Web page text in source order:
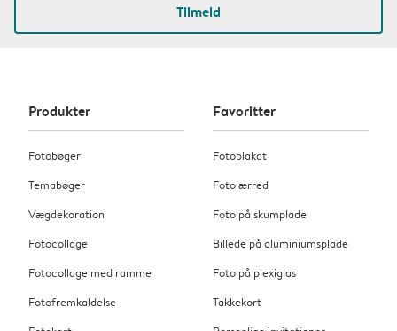
Tilmeld
Produkter
Fotobøger
Temabøger
Vægdekoration
Fotocollage
Fotocollage med ramme
Fotofremkaldelse
Favoritter
Fotoplakat
Fotolærred
Foto på skumplade
Billede på aluminiumsplade
Foto på plexiglas
Takkekort